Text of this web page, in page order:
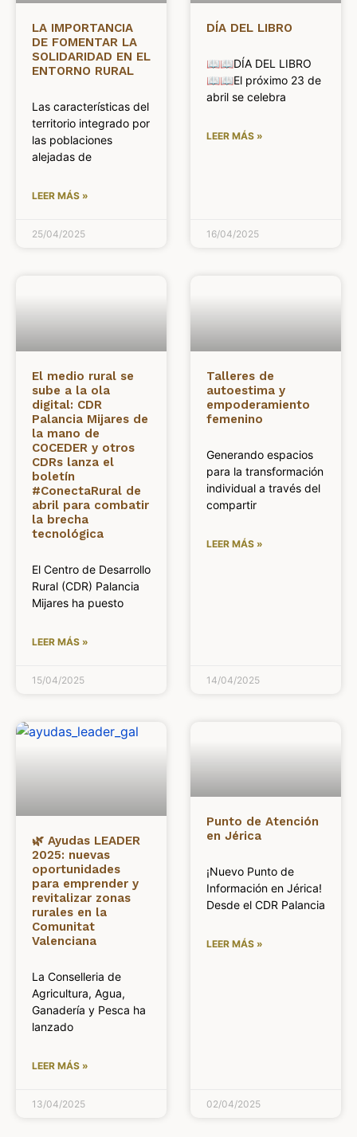
LA IMPORTANCIA
DE FOMENTAR LA
SOLIDARIDAD EN EL
ENTORNO RURAL
Las características del
territorio integrado por
las poblaciones
alejadas de
LEER MÁS »
25/04/2025
DÍA DEL LIBRO
📖📖DÍA DEL LIBRO
📖📖El próximo 23 de
abril se celebra
LEER MÁS »
16/04/2025
El medio rural se
sube a la ola
digital: CDR
Palancia Mijares de
la mano de
COCEDER y otros
CDRs lanza el
boletín
#ConectaRural de
abril para combatir
la brecha
tecnológica
El Centro de Desarrollo
Rural (CDR) Palancia
Mijares ha puesto
LEER MÁS »
15/04/2025
Talleres de
autoestima y
empoderamiento
femenino
Generando espacios
para la transformación
individual a través del
compartir
LEER MÁS »
14/04/2025
🌿 Ayudas LEADER
2025: nuevas
oportunidades
para emprender y
revitalizar zonas
rurales en la
Comunitat
Valenciana
La Conselleria de
Agricultura, Agua,
Ganadería y Pesca ha
lanzado
LEER MÁS »
13/04/2025
Punto de Atención
en Jérica
¡Nuevo Punto de
Información en Jérica!
Desde el CDR Palancia
LEER MÁS »
02/04/2025